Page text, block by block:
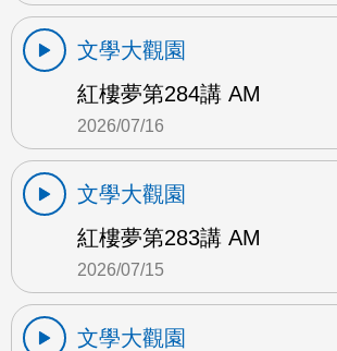
文學大觀園
紅樓夢第284講 AM
2026/07/16
文學大觀園
紅樓夢第283講 AM
2026/07/15
文學大觀園